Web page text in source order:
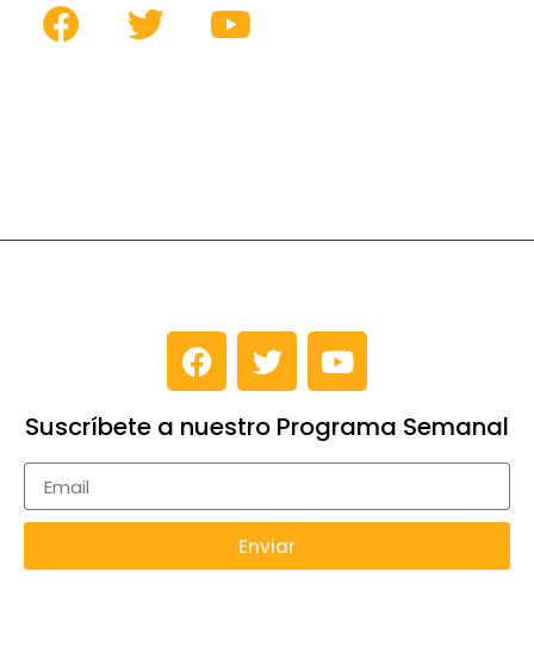
Suscríbete a nuestro Programa Semanal
Enviar